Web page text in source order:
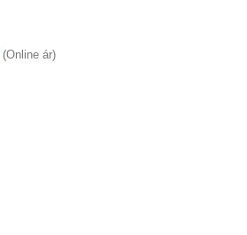
(Online ár)